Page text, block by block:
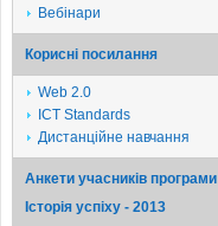
Вебінари
Корисні посилання
Web 2.0
ICT Standards
Дистанційне навчання
Анкети учасників програми
Історія успіху - 2013